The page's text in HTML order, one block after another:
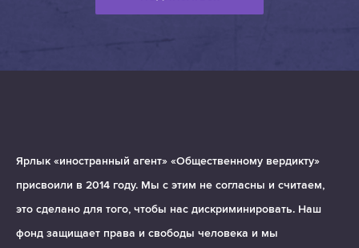
Ярлык «иностранный агент» «Общественному вердикту»
присвоили в 2014 году. Мы с этим не согласны и считаем,
это сделано для того, чтобы нас дискриминировать. Наш
фонд защищает права и свободы человека и мы